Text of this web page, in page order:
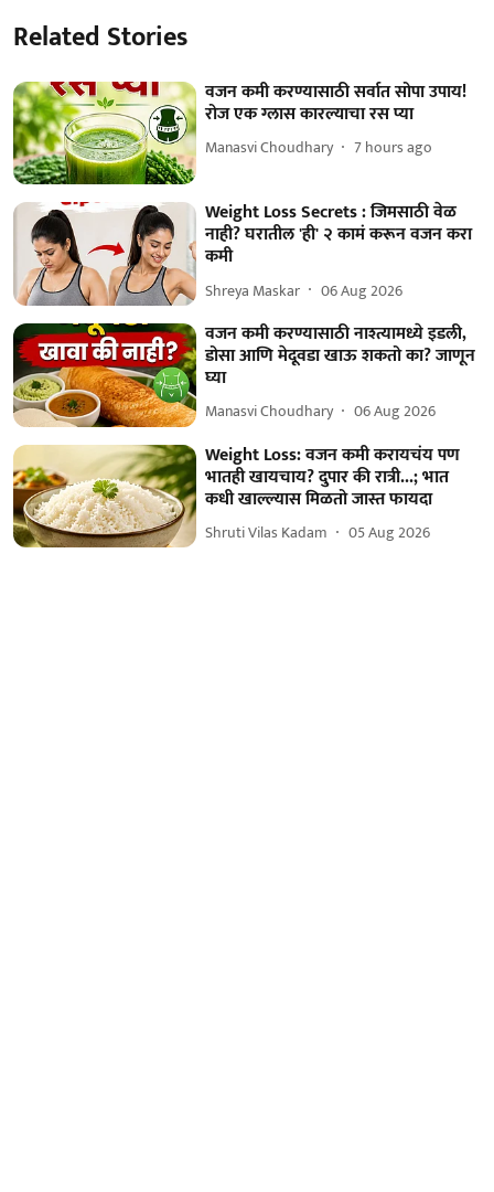
Related Stories
वजन कमी करण्यासाठी सर्वात सोपा उपाय!
रोज एक ग्लास कारल्याचा रस प्या
Manasvi Choudhary 7 hours ago
Weight Loss Secrets : जिमसाठी वेळ
नाही? घरातील 'ही' २ कामं करून वजन करा
कमी
Shreya Maskar 06 Aug 2026
वजन कमी करण्यासाठी नाश्त्यामध्ये इडली,
डोसा आणि मेदूवडा खाऊ शकतो का? जाणून
घ्या
Manasvi Choudhary 06 Aug 2026
Weight Loss: वजन कमी करायचंय पण
भातही खायचाय? दुपार की रात्री...; भात
कधी खाल्ल्यास मिळतो जास्त फायदा
Shruti Vilas Kadam 05 Aug 2026